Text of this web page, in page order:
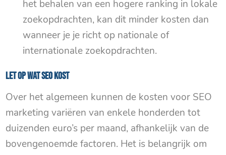
het behalen van een hogere ranking in lokale
zoekopdrachten, kan dit minder kosten dan
wanneer je je richt op nationale of
internationale zoekopdrachten.
Let op wat SEO kost
Over het algemeen kunnen de kosten voor SEO
marketing variëren van enkele honderden tot
duizenden euro’s per maand, afhankelijk van de
bovengenoemde factoren. Het is belangrijk om